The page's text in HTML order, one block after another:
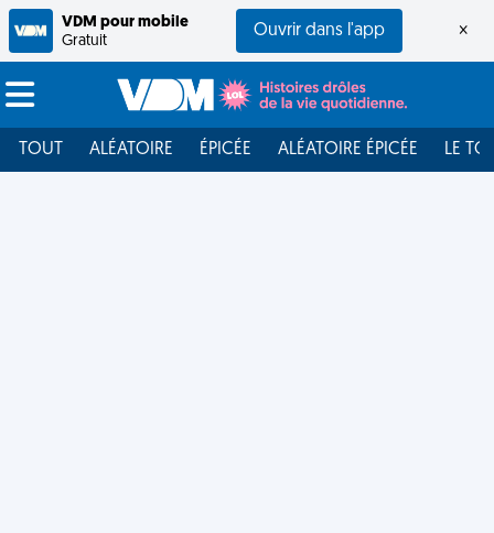
VDM pour mobile
Gratuit
Ouvrir dans l'app ×
TOUT ALÉATOIRE ÉPICÉE ALÉATOIRE ÉPICÉE LE